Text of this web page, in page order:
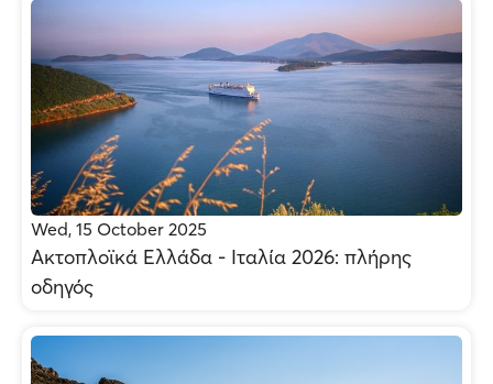
Wed, 15 October 2025
Ακτοπλοϊκά Ελλάδα - Ιταλία 2026: πλήρης
οδηγός